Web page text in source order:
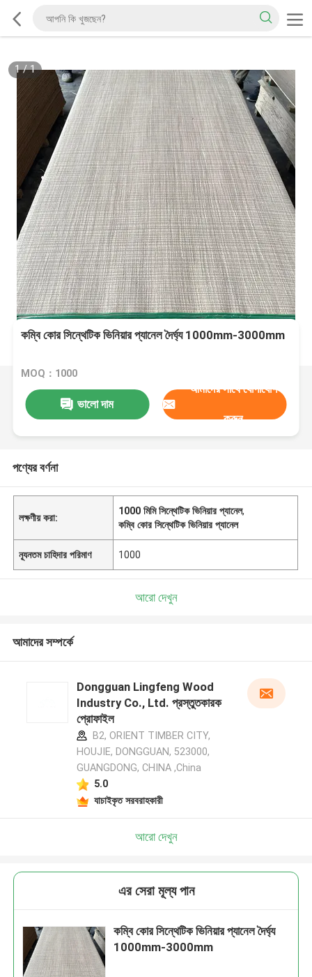
1/1
কম্বি কোর সিন্থেটিক ভিনিয়ার প্যানেল দৈর্ঘ্য 1000mm-3000mm
MOQ：1000
ভালো দাম
আমাদের সাথে যোগাযোগ
করুন
পণ্যের বর্ণনা
লক্ষণীয় করা:
1000 মিমি সিন্থেটিক ভিনিয়ার প্যানেল,
কম্বি কোর সিন্থেটিক ভিনিয়ার প্যানেল
ন্যূনতম চাহিদার পরিমাণ 1000
আরো দেখুন
আমাদের সম্পর্কে
Dongguan Lingfeng Wood
Industry Co., Ltd. প্রস্তুতকারক
প্রোফাইল
B2, ORIENT TIMBER CITY,
HOUJIE, DONGGUAN, 523000,
GUANGDONG, CHINA ,China
5.0
যাচাইকৃত সরবরাহকারী
আরো দেখুন
এর সেরা মূল্য পান
কম্বি কোর সিন্থেটিক ভিনিয়ার প্যানেল দৈর্ঘ্য
1000mm-3000mm